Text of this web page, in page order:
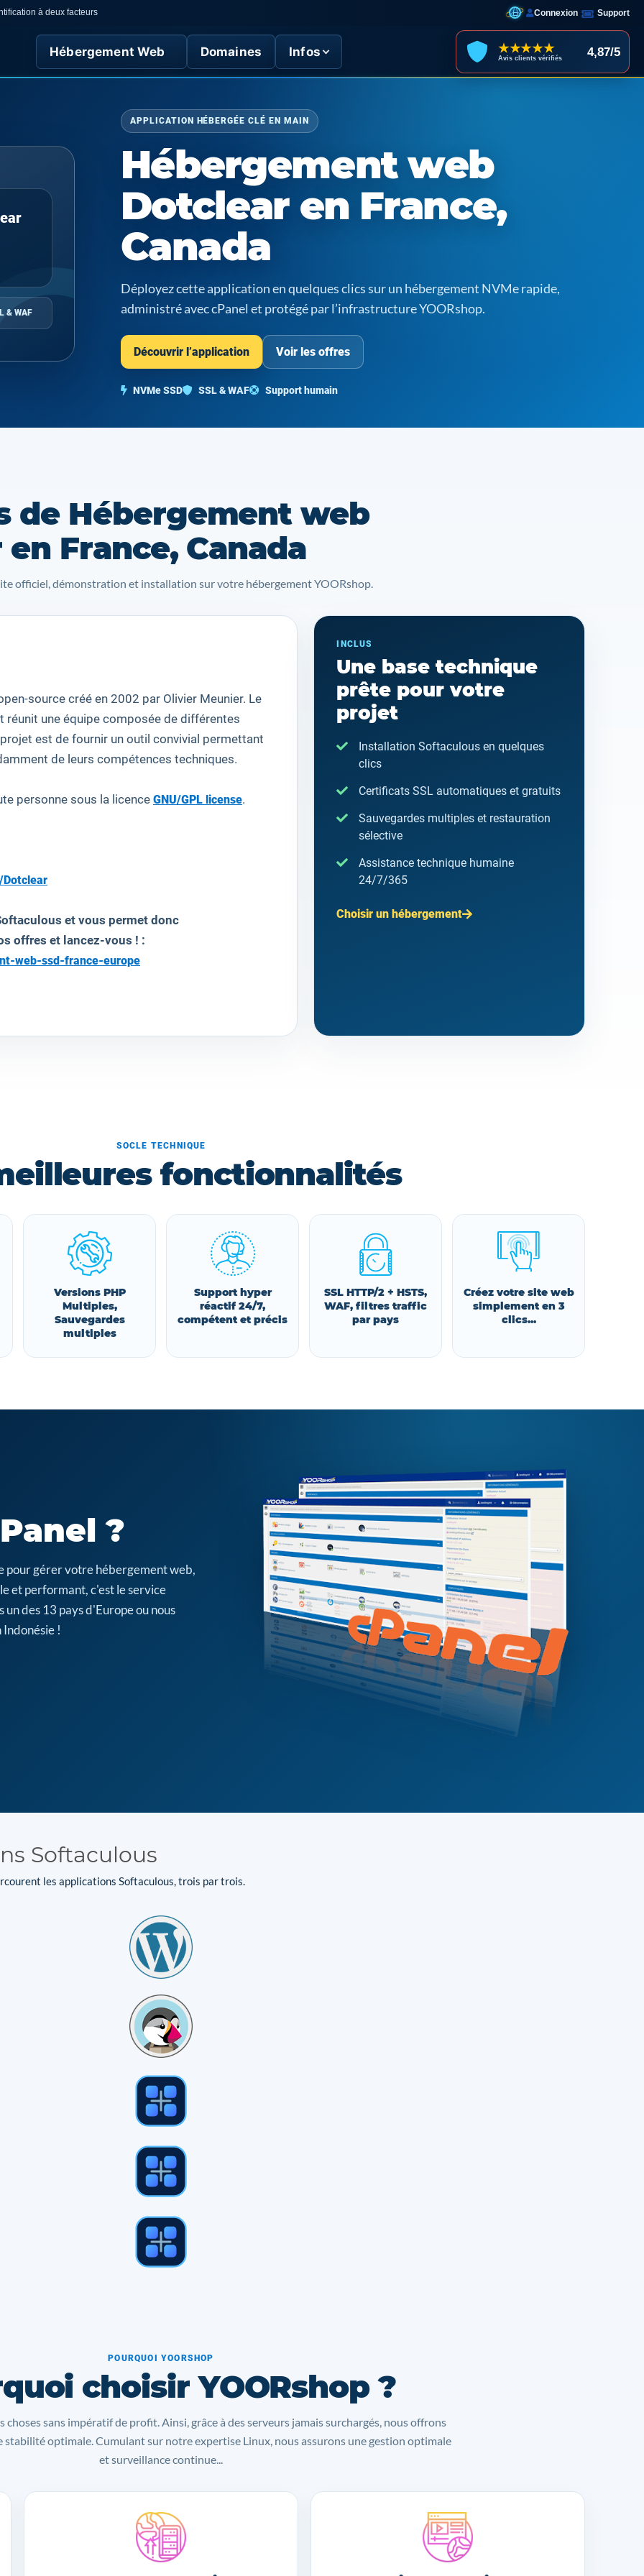
à deux facteurs Connexion Support
Hébergement Web Domaines Infos ★★★★★
Avis clients vérifiés 4,87/5
& WAF
APPLICATION HÉBERGÉE CLÉ EN MAIN
Hébergement web
Dotclear en France,
Canada
Déployez cette application en quelques clics sur un hébergement NVMe rapide,
administré avec cPanel et protégé par l’infrastructure YOORshop.
Découvrir l’application Voir les offres
NVMe SSD SSL & WAF Support humain
de Hébergement web
France, Canada
officiel, démonstration et installation sur votre hébergement YOORshop.
source créé en 2002 par Olivier Meunier. Le
réunit une équipe composée de différentes
projet est de fournir un outil convivial permettant
de leurs compétences techniques.
personne sous la licence GNU/GPL license.
et vous permet donc
offres et lancez-vous ! :
web-ssd-france-europe
INCLUS
Une base technique
prête pour votre
projet
Installation Softaculous en quelques
clics
Certificats SSL automatiques et gratuits
Sauvegardes multiples et restauration
sélective
Assistance technique humaine
24/7/365
Choisir un hébergement
SOCLE TECHNIQUE
fonctionnalités
Versions PHP
Multiples,
Sauvegardes
multiples
Support hyper
réactif 24/7,
compétent et précis
SSL HTTP/2 + HSTS,
WAF, filtres traffic
par pays
Créez votre site web
simplement en 3
clics...
?
pour gérer votre hébergement web,
et performant, c'est le service
des 13 pays d'Europe ou nous
Indonésie !
Softaculous
les applications Softaculous, trois par trois.
POURQUOI YOORSHOP
choisir YOORshop ?
choses sans impératif de profit. Ainsi, grâce à des serveurs jamais surchargés, nous offrons
stabilité optimale. Cumulant sur notre expertise Linux, nous assurons une gestion optimale
et surveillance continue...